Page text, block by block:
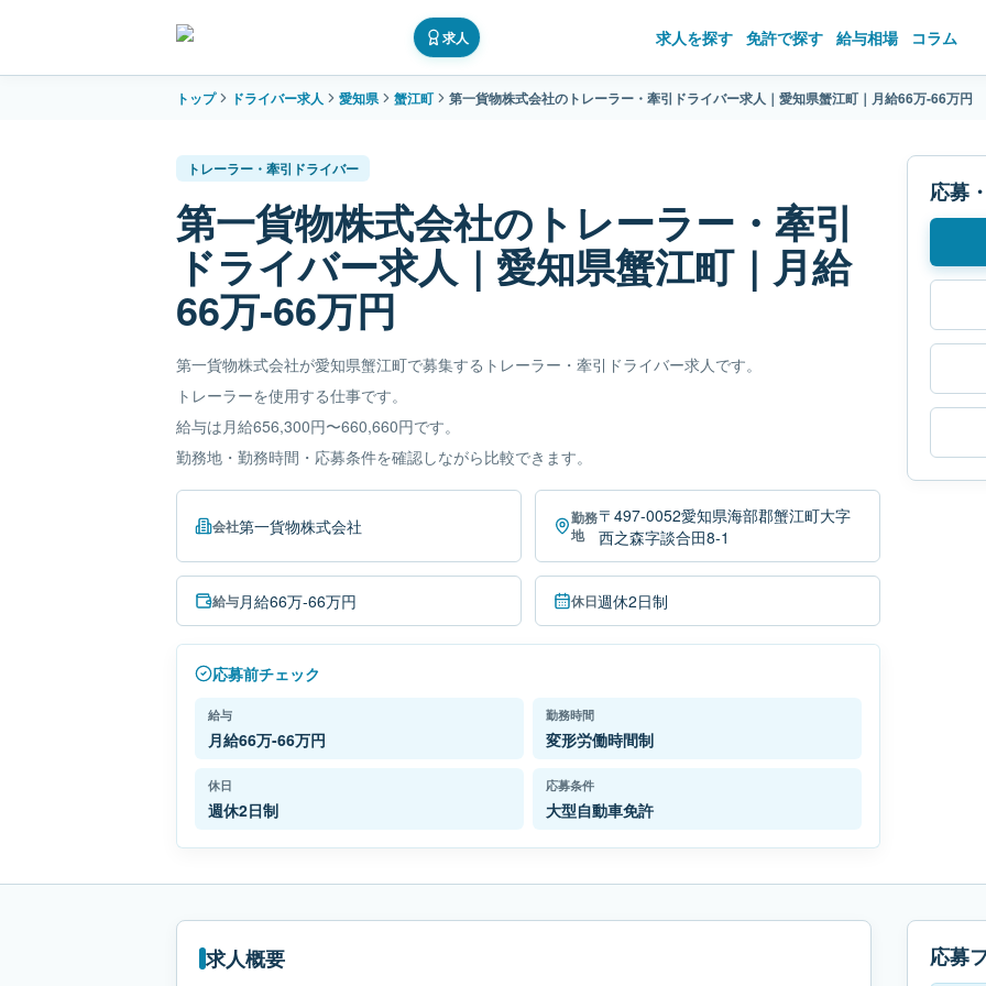
求人 求人を探す 免許で探す 給与相場 コラム
トップ ドライバー求人 愛知県 蟹江町 第一貨物株式会社のトレーラー・牽引ドライバー求人｜愛知県蟹江町｜月給66万-66万円
トレーラー・牽引ドライバー
第一貨物株式会社のトレーラー・牽引
ドライバー求人｜愛知県蟹江町｜月給
66万-66万円
第一貨物株式会社が愛知県蟹江町で募集するトレーラー・牽引ドライバー求人です。
トレーラーを使用する仕事です。
給与は月給656,300円〜660,660円です。
勤務地・勤務時間・応募条件を確認しながら比較できます。
会社第一貨物株式会社
勤務
地
〒497-0052愛知県海部郡蟹江町大字
西之森字談合田8-1
給与月給66万-66万円 休日週休2日制
応募前チェック
給与
月給66万-66万円
勤務時間
変形労働時間制
休日
週休2日制
応募条件
大型自動車免許
応募
求人概要 応募